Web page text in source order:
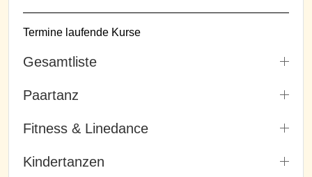
Termine laufende Kurse
Gesamtliste
Paartanz
Fitness & Linedance
Kindertanzen